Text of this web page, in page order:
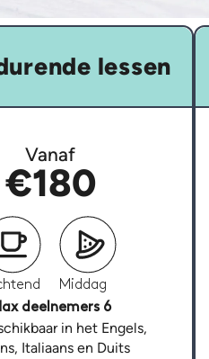
lessen
Vanaf
€180
Middag
deelnemers 6
in het Engels,
Italiaans en Duits